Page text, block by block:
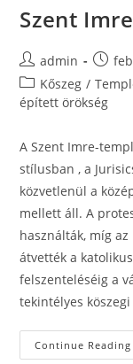
Szent
admin
Kőszeg /
épített örökség
A Szent Imre-
stílusban , a
közvetlenül a
mellett áll. A
használták, míg
átvették a
felszenteléséig a
tekintélyes
Continue Reading